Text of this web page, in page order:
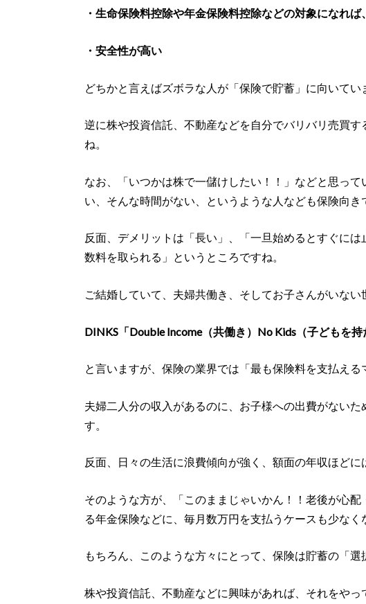
・生命保険料控除や年金保険料控除などの対象になれ
・安全性が高い
どちかと言えばズボラな人が「保険で貯蓄」に向いてい
逆に株や投資信託、不動産などを自分でバリバリ売買
ね。
なお、「いつかは株で一儲けしたい！！」などと思っ
い、そんな時間がない、というような人なども保険向き
反面、デメリットは「長い」、「一旦始めるとすぐに
数料を取られる」というところですね。
ご結婚していて、夫婦共働き、そしてお子さんがいない
DINKS「Double Income（共働き）No Kids（子どもを持
と言いますが、保険の業界では「最も保険料を支払える
夫婦二人分の収入があるのに、お子様への出費がない
す。
反面、日々の生活に浪費傾向が強く、額面の年収ほどに
そのような方が、「このままじゃいかん！！老後が心
る年金保険などに、毎月数万円を支払うケースも少なく
もちろん、このような方々にとって、保険は貯蓄の「選
株や投資信託、不動産などに興味があれば、それをやっ